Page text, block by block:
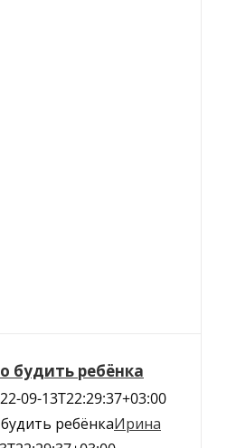
будить ребёнка
09-13T22:29:37+03:00
ребёнкаИрина